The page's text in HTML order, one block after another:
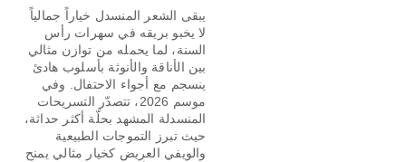
يبقى الشعر المنسدل خياراً جمالياً
لا يخبو بريقه في سهرات رأس
السنة، لما يحمله من توازن مثالي
بين الأناقة والأنوثة بأسلوب هادئ
ينسجم مع أجواء الاحتفال. وفي
موسم 2026، تتصدّر التسريحات
المنسدلة المشهد بحلّة أكثر حداثة،
حيث تبرز التموجات الطبيعية
والويفي العريض كخيار مثالي يمنح